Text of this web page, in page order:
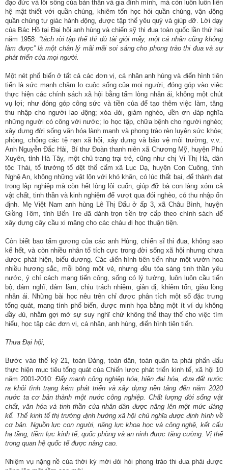
đạo đức và lối sống của bản thân và gia đình mình, mà còn luôn luôn liên
hệ mật thiết với quần chúng, khiêm tốn học hỏi quần chúng, vận động
quần chúng tự giác hành động, được tập thể yêu quý và giúp đỡ. Lời dạy
của Bác Hồ tại Đại hội anh hùng và chiến sỹ thi đua toàn quốc lần thứ hai
năm 1958: “tách rời tập thể thì dù tài giỏi mấy, một cá nhân cũng không
làm được” là một chân lý mãi mãi soi sáng cho phong trào thi đua và sự
phát triển của mọi người.
Một nét phổ biến ở tất cả các đơn vị, cá nhân anh hùng và điển hình tiên
tiến là sức mạnh chăm lo cuộc sống của mọi người, đóng góp vào việc
thực hiện các chính sách xã hội bằng tấm lòng nhân ái, không một chút
vụ lợi; như đóng góp công sức và tiền của để tạo thêm việc làm, tăng
thu nhập cho người lao động; xóa đói, giảm nghèo, đền ơn đáp nghĩa
những người có công với nước; lo học tập, chữa bệnh cho người nghèo;
xây dựng đời sống văn hóa lành mạnh và phong trào rèn luyện sức khỏe;
phòng, chống các tệ nạn xã hội, xây dựng và bảo vệ môi trường, v.v..
Anh Nguyễn Đắc Hải, Bí thư Đoàn thanh niên xã Chương Mỹ, huyện Phú
Xuyên, tỉnh Hà Tây, một chủ trang trại trẻ, cũng như chị Vi Thị Hà, dân
tộc Thái, tổ trưởng tổ dệt thổ cẩm xã Lục Dạ, huyện Con Cuông, tỉnh
Nghệ An, không những vật lộn với khó khăn, có lúc thất bại, để thành đạt
trong lập nghiệp mà còn hết lòng lôi cuốn, giúp đỡ bà con làng xóm cả
vật chất, tinh thần và kinh nghiệm để vượt qua đói nghèo, có thu nhập ổn
định. Mẹ Việt Nam anh hùng Lê Thị Đấu ở ấp 3, xã Châu Bình, huyện
Giồng Tôm, tỉnh Bến Tre đã dành trọn tiền trợ cấp theo chính sách để
xây dựng cây cầu xi măng cho các cháu đi học thuận tiện.
Còn biết bao tấm gương của các anh Hùng, chiến sĩ thi đua, không sao
kể hết, và còn nhiều nhân tố tích cực trong đời sống xã hội nhưng chưa
được phát hiện, biểu dương. Các điển hình tiên tiến như một vườn hoa
nhiều hương sắc, mỗi bông một vẻ, nhưng đều tỏa sáng tinh thần yêu
nước, ý chí cách mạng tiến công, sống có lý tưởng, luôn luôn cầu tiến
bộ, dám nghĩ, dám làm, chịu trách nhiệm, giản dị, khiêm tốn, giàu lòng
nhân ái. Những bài học nêu trên chỉ được phân tích một số đặc trưng
tổng quát, mang tính phổ biến, được minh họa bằng một ít ví dụ không
đầy đủ, nhằm gợi mở sự suy nghĩ chứ không thể thay thế cho việc tìm
hiểu, học tập các đơn vị, cá nhân, anh hùng, điển hình tiên tiến.
Thưa Đại hội,
Bước vào thế kỷ 21, toàn Đảng, toàn dân, toàn quân ta phải phấn đấu
thực hiện mục tiêu tổng quát của Chiến lược phát triển kinh tế, xã hội 10
năm 2001-2010: Đẩy mạnh công nghiệp hóa, hiện đại hóa, đưa đất nước
ra khỏi tình trạng kém phát triển và xây dựng nền tảng đến năm 2020
nước ta cơ bản thành một nước công nghiệp. Chất lượng đời sống vật
chất, văn hóa và tinh thần của nhân dân được nâng lên một mức đáng
kể. Thể kinh tế thị trường định hướng xã hội chủ nghĩa được định hình về
cơ bản. Nguồn lực con người, năng lực khoa học và công nghệ, kết cấu
hạ tầng, tiềm lực kinh tế, quốc phòng và an ninh được tăng cường. Vị thế
trong quan hệ quốc tế được nâng cao.
Nhiệm vụ nặng nề của thời kỳ mới đòi hỏi phong trào thi đua phải được